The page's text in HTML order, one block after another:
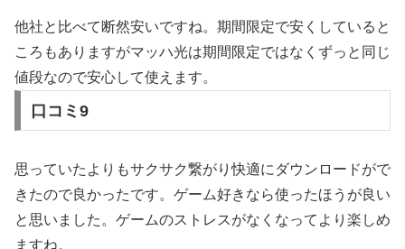
他社と比べて断然安いですね。期間限定で安くしていると
ころもありますがマッハ光は期間限定ではなくずっと同じ
値段なので安心して使えます。
口コミ9
思っていたよりもサクサク繋がり快適にダウンロードがで
きたので良かったです。ゲーム好きなら使ったほうが良い
と思いました。ゲームのストレスがなくなってより楽しめ
ますね。